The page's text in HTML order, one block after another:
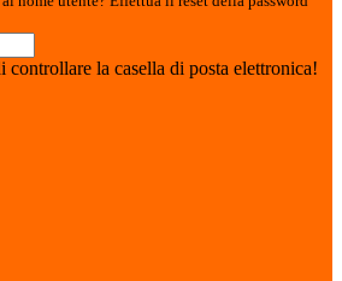
controllare la casella di posta elettronica!